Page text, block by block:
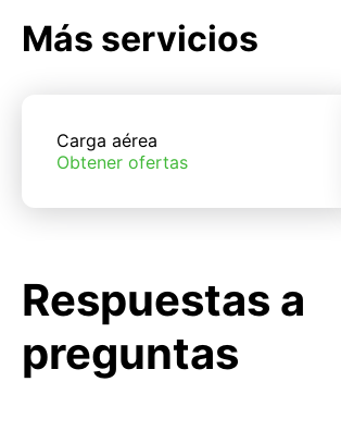
Más servicios
Carga aérea
Obtener ofertas
Respuestas a
preguntas